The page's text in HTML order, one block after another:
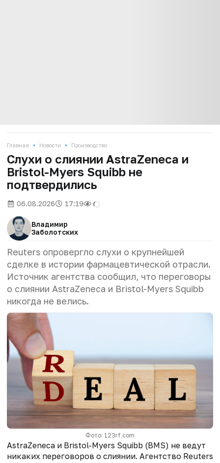
Главная • Новости • Производство
Слухи о слиянии AstraZeneca и
Bristol-Myers Squibb не
подтвердились
06.08.2026 17:19
Владимир
Заболотских
Reuters опровергло слухи о крупнейшей
сделке в истории фармацевтической отрасли.
Источник агентства сообщил, что переговоры
о слиянии AstraZeneca и Bristol-Myers Squibb
никогда не велись.
Фото: 123rf.com
AstraZeneca и Bristol-Myers Squibb (BMS) не ведут
никаких переговоров о слиянии. Агентство Reuters